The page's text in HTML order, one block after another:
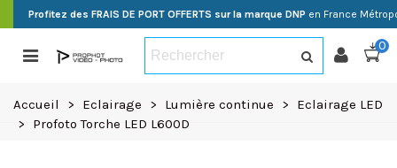
Profitez des FRAIS DE PORT OFFERTS sur la marque DNP en France
0
Accueil > Eclairage > Lumière continue >
Eclairage LED
>
Profoto Torche LED L600D